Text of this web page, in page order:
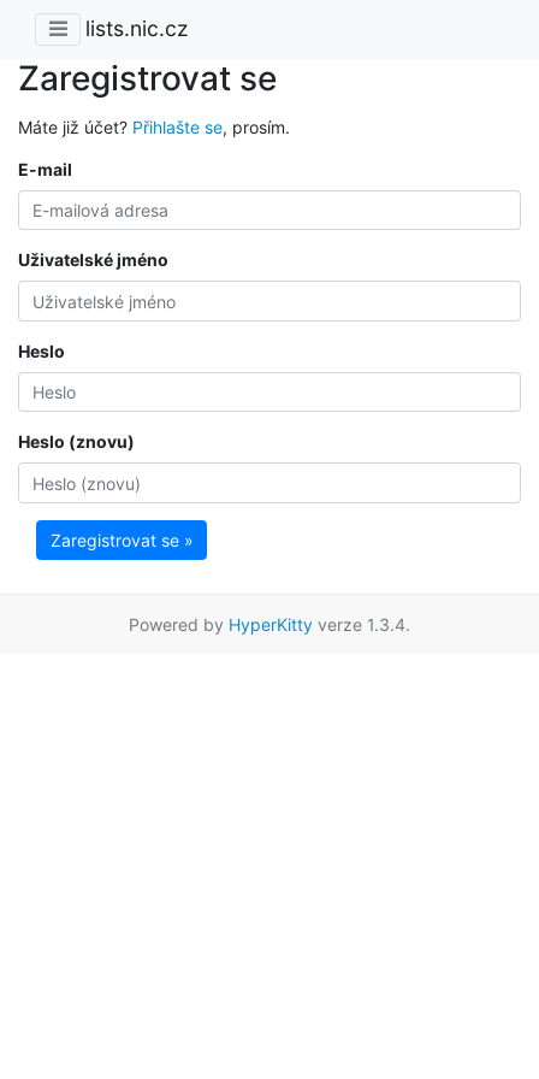
lists.nic.cz
Zaregistrovat se
Máte již účet? Přihlašte se, prosím.
E-mail
Uživatelské jméno
Heslo
Heslo (znovu)
Zaregistrovat se »
Powered by HyperKitty verze 1.3.4.